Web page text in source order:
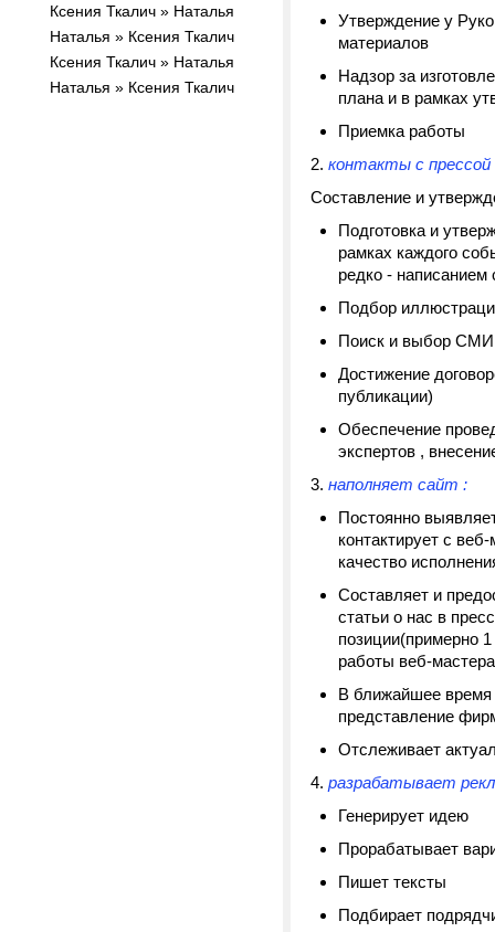
Ксения Ткалич » Наталья
Наталья » Ксения Ткалич
Ксения Ткалич » Наталья
Наталья » Ксения Ткалич
Утверждение у
материалов
Надзор за
плана и в рамках
Приемка работы
2. контакты с прессой
Составление и
Подготовка и
рамках каждого
редко - написанием
Подбор
Поиск и выбор СМИ
Достижение
публикации)
Обеспечение
экспертов ,
3. наполняет сайт :
Постоянно
контактирует с
качество
Составляет и
статьи о нас в
позиции(примерно
работы веб-
В ближайшее время
представление
Отслеживает
4. разрабатывает
Генерирует идею
Прорабатывает
Пишет тексты
Подбирает